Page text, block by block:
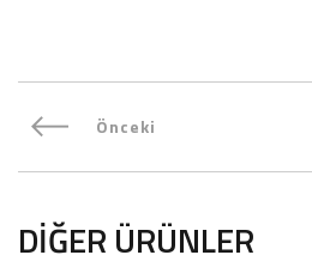
Önceki
DIĞER ÜRÜNLER